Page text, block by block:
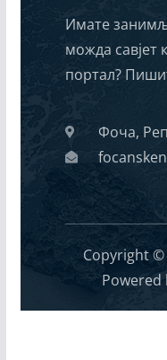
Имате
можда савјет
портал?
Фоча,
Copyright ©
Powered